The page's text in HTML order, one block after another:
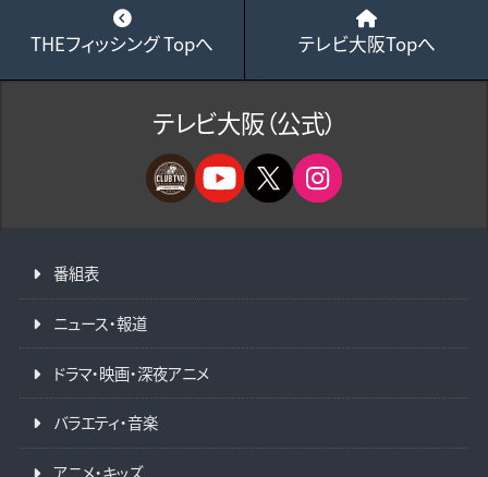
THEフィッシング Topへ テレビ大阪Topへ
テレビ大阪（公式）
番組表
ニュース・報道
ドラマ・映画・深夜アニメ
バラエティ・音楽
アニメ・キッズ